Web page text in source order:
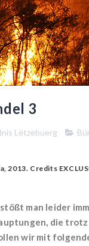
3
Lëtzebuerg
2013. Credits
man leider
die trotz
wir mit